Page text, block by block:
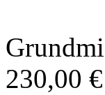
230,00 €